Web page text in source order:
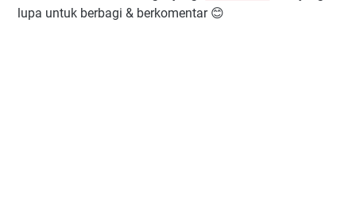
lupa untuk berbagi & berkomentar 😊